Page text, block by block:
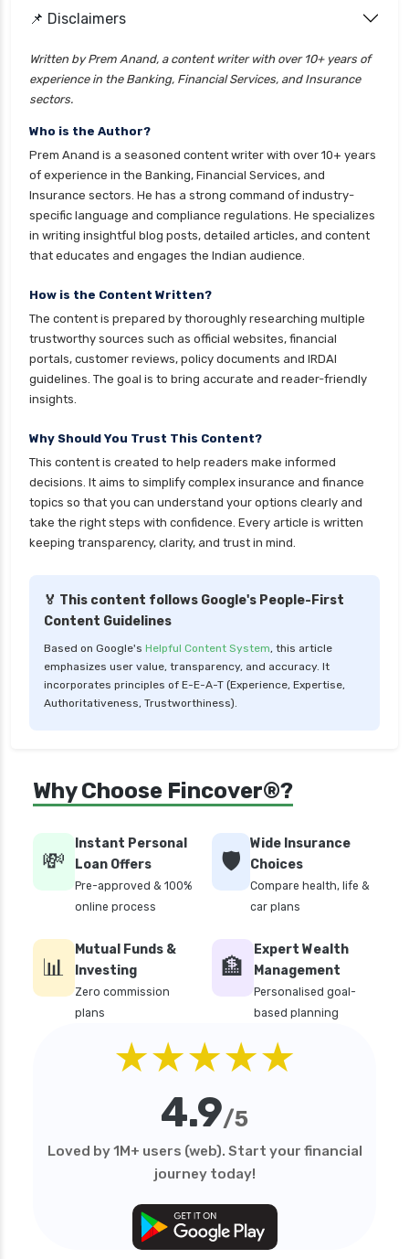
📌 Disclaimers
Written by Prem Anand, a content writer with over 10+ years of
experience in the Banking, Financial Services, and Insurance
sectors.
Who is the Author?
Prem Anand is a seasoned content writer with over 10+ years
of experience in the Banking, Financial Services, and
Insurance sectors. He has a strong command of industry-
specific language and compliance regulations. He specializes
in writing insightful blog posts, detailed articles, and content
that educates and engages the Indian audience.
How is the Content Written?
The content is prepared by thoroughly researching multiple
trustworthy sources such as official websites, financial
portals, customer reviews, policy documents and IRDAI
guidelines. The goal is to bring accurate and reader-friendly
insights.
Why Should You Trust This Content?
This content is created to help readers make informed
decisions. It aims to simplify complex insurance and finance
topics so that you can understand your options clearly and
take the right steps with confidence. Every article is written
keeping transparency, clarity, and trust in mind.
🏅 This content follows Google's People-First
Content Guidelines
Based on Google's Helpful Content System, this article
emphasizes user value, transparency, and accuracy. It
incorporates principles of E-E-A-T (Experience, Expertise,
Authoritativeness, Trustworthiness).
Why Choose Fincover®?
💸
Instant Personal
Loan Offers
Pre-approved & 100%
online process
🛡️
Wide Insurance
Choices
Compare health, life &
car plans
📊
Mutual Funds &
Investing
Zero commission
plans
🏦
Expert Wealth
Management
Personalised goal-
based planning
★★★★★
4.9/5
Loved by 1M+ users (web). Start your financial
journey today!